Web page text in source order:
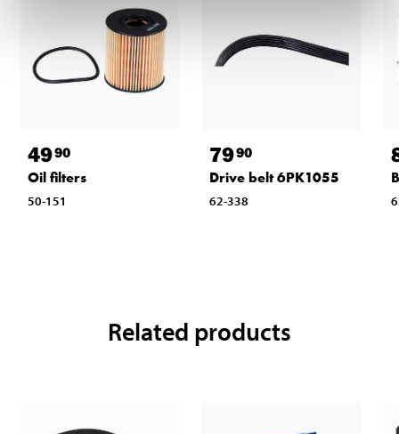
4990
Oil filters
50-151
7990
Drive belt 6PK1055
62-338
Related products